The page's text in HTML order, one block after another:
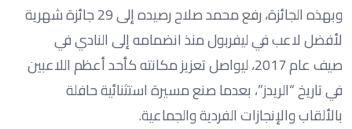
وبهذه الجائزة، رفع محمد صلاح رصيده إلى 29 جائزة شهرية
لأفضل لاعب في ليفربول منذ انضمامه إلى النادي في
صيف عام 2017، ليواصل تعزيز مكانته كأحد أعظم اللاعبين
في تاريخ “الريدز”، بعدما صنع مسيرة استثنائية حافلة
بالألقاب والإنجازات الفردية والجماعية.